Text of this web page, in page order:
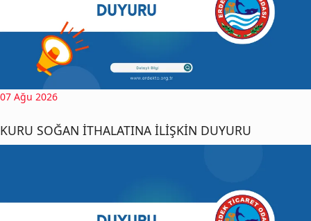
07 Ağu 2026
KURU SOĞAN İTHALATINA İLİŞKİN DUYURU